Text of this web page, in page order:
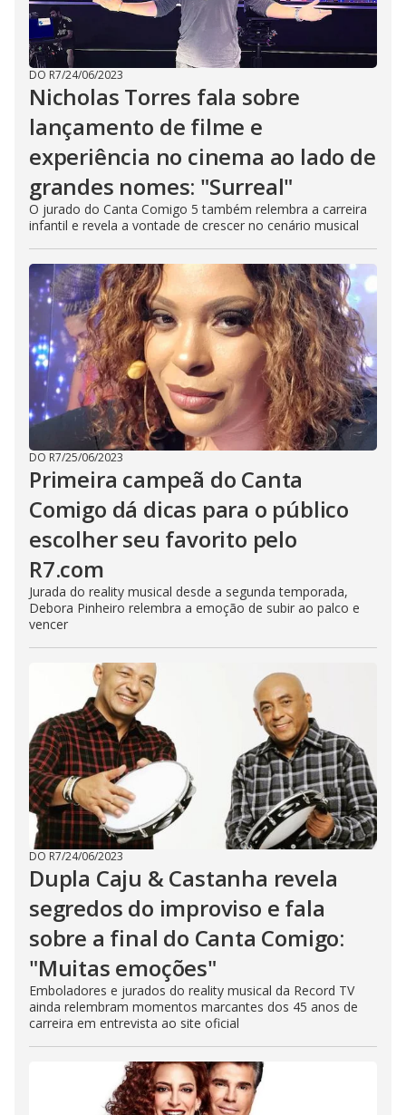
DO R7/24/06/2023
Nicholas Torres fala sobre
lançamento de filme e
experiência no cinema ao lado de
grandes nomes: "Surreal"
O jurado do Canta Comigo 5 também relembra a carreira
infantil e revela a vontade de crescer no cenário musical
DO R7/25/06/2023
Primeira campeã do Canta
Comigo dá dicas para o público
escolher seu favorito pelo
R7.com
Jurada do reality musical desde a segunda temporada,
Debora Pinheiro relembra a emoção de subir ao palco e
vencer
DO R7/24/06/2023
Dupla Caju & Castanha revela
segredos do improviso e fala
sobre a final do Canta Comigo:
"Muitas emoções"
Emboladores e jurados do reality musical da Record TV
ainda relembram momentos marcantes dos 45 anos de
carreira em entrevista ao site oficial